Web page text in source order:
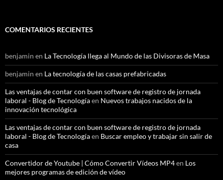
COMENTARIOS RECIENTES
benjamin en La Tecnología llega al Mundo de las Divisoras de Masa
benjamin en La tecnología de las casas prefabricadas
Las ventajas de contar con buen software de registro de jornada
laboral - Blog de Tecnologíaen Nuevos trabajos nacidos de la
innovación tecnológica
Las ventajas de contar con buen software de registro de jornada
laboral - Blog de Tecnologíaen Buscar empleo y trabajar sin salir de
casa
Convertidor de Youtube | Cómo Convertir Vídeos MP4en Los
mejores programas de edición de vídeo